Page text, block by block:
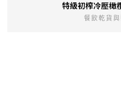
特級初榨冷壓橄
餐飲乾貨